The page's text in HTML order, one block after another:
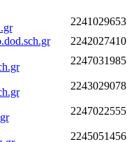
2241029653
2242027410
2247031985
2243029078
2247022555
2245051456